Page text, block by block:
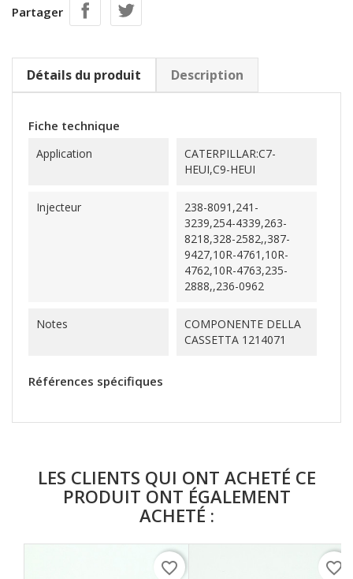
Partager
Détails du produit Description
Fiche technique
Application
CATERPILLAR:C7-
HEUI,C9-HEUI
Injecteur
238-8091,241-
3239,254-4339,263-
8218,328-2582,,387-
9427,10R-4761,10R-
4762,10R-4763,235-
2888,,236-0962
Notes
COMPONENTE DELLA
CASSETTA 1214071
Références spécifiques
LES CLIENTS QUI ONT ACHETÉ CE
PRODUIT ONT ÉGALEMENT
ACHETÉ :
favorite_border favorite_border